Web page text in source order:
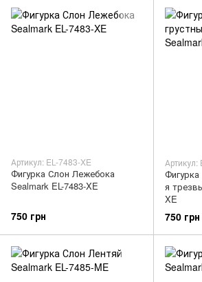
Артикул: EL-7483-XE
Фигурка Слон Лежебока
Sealmark EL-7483-XE
750 грн
Артикул:
я
XE
750 грн